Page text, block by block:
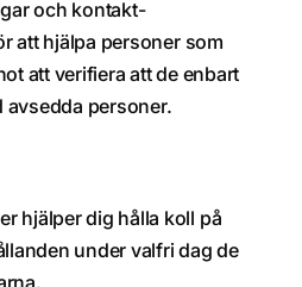
och kontakt­
att hjälpa personer som
att verifiera att de enbart
avsedda personer.
hjälper dig hålla koll på
under valfri dag de